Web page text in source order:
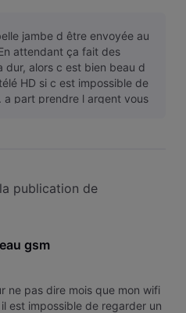
jambe d être envoyée au
attendant ça fait des
dur, alors c est bien beau d
HD si c est impossible de
a part prendre l argent vous
publication de
gsm
ne pas dire mois que mon wifi
est impossible de regarder un